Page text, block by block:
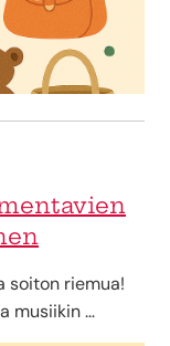
soiton riemua!
musiikin …